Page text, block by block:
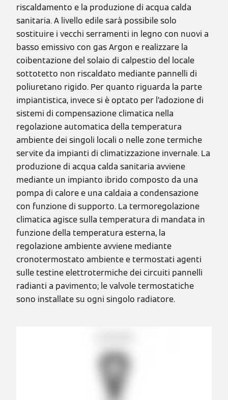
riscaldamento e la produzione di acqua calda
sanitaria. A livello edile sarà possibile solo
sostituire i vecchi serramenti in legno con nuovi a
basso emissivo con gas Argon e realizzare la
coibentazione del solaio di calpestio del locale
sottotetto non riscaldato mediante pannelli di
poliuretano rigido. Per quanto riguarda la parte
impiantistica, invece si è optato per l’adozione di
sistemi di compensazione climatica nella
regolazione automatica della temperatura
ambiente dei singoli locali o nelle zone termiche
servite da impianti di climatizzazione invernale. La
produzione di acqua calda sanitaria avviene
mediante un impianto ibrido composto da una
pompa di calore e una caldaia a condensazione
con funzione di supporto. La termoregolazione
climatica agisce sulla temperatura di mandata in
funzione della temperatura esterna, la
regolazione ambiente avviene mediante
cronotermostato ambiente e termostati agenti
sulle testine elettrotermiche dei circuiti pannelli
radianti a pavimento; le valvole termostatiche
sono installate su ogni singolo radiatore.